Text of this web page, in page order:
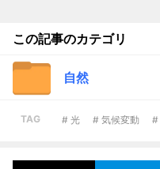
この記事のカテゴリ
自然
TAG # 光 # 気候変動 #